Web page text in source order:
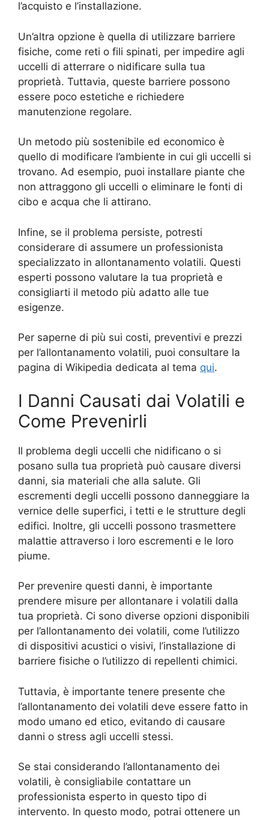
l’acquisto e l’installazione.
Un’altra opzione è quella di utilizzare barriere
fisiche, come reti o fili spinati, per impedire agli
uccelli di atterrare o nidificare sulla tua
proprietà. Tuttavia, queste barriere possono
essere poco estetiche e richiedere
manutenzione regolare.
Un metodo più sostenibile ed economico è
quello di modificare l’ambiente in cui gli uccelli si
trovano. Ad esempio, puoi installare piante che
non attraggono gli uccelli o eliminare le fonti di
cibo e acqua che li attirano.
Infine, se il problema persiste, potresti
considerare di assumere un professionista
specializzato in allontanamento volatili. Questi
esperti possono valutare la tua proprietà e
consigliarti il metodo più adatto alle tue
esigenze.
Per saperne di più sui costi, preventivi e prezzi
per l’allontanamento volatili, puoi consultare la
pagina di Wikipedia dedicata al tema qui.
I Danni Causati dai Volatili e
Come Prevenirli
Il problema degli uccelli che nidificano o si
posano sulla tua proprietà può causare diversi
danni, sia materiali che alla salute. Gli
escrementi degli uccelli possono danneggiare la
vernice delle superfici, i tetti e le strutture degli
edifici. Inoltre, gli uccelli possono trasmettere
malattie attraverso i loro escrementi e le loro
piume.
Per prevenire questi danni, è importante
prendere misure per allontanare i volatili dalla
tua proprietà. Ci sono diverse opzioni disponibili
per l’allontanamento dei volatili, come l’utilizzo
di dispositivi acustici o visivi, l’installazione di
barriere fisiche o l’utilizzo di repellenti chimici.
Tuttavia, è importante tenere presente che
l’allontanamento dei volatili deve essere fatto in
modo umano ed etico, evitando di causare
danni o stress agli uccelli stessi.
Se stai considerando l’allontanamento dei
volatili, è consigliabile contattare un
professionista esperto in questo tipo di
intervento. In questo modo, potrai ottenere un